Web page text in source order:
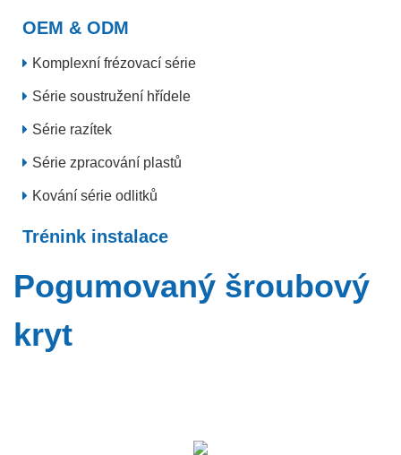
OEM & ODM
Komplexní frézovací série
Série soustružení hřídele
Série razítek
Série zpracování plastů
Kování série odlitků
Trénink instalace
Pogumovaný šroubový
kryt